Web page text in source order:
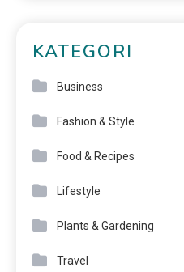
KATEGORI
Business
Fashion & Style
Food & Recipes
Lifestyle
Plants & Gardening
Travel